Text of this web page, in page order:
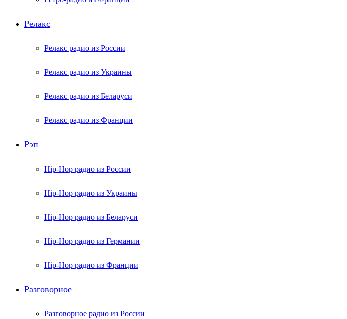
Релакс
Релакс радио из России
Релакс радио из Украины
Релакс радио из Беларуси
Релакс радио из Франции
Рэп
Hip-Hop радио из России
Hip-Hop радио из Украины
Hip-Hop радио из Беларуси
Hip-Hop радио из Германии
Hip-Hop радио из Франции
Разговорное
Разговорное радио из России